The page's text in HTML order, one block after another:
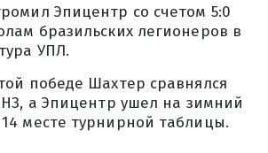
Эпицентр со счетом 5:0
бразильских легионеров в
УПЛ.
победе Шахтер сравнялся
а Эпицентр ушел на зимний
месте турнирной таблицы.